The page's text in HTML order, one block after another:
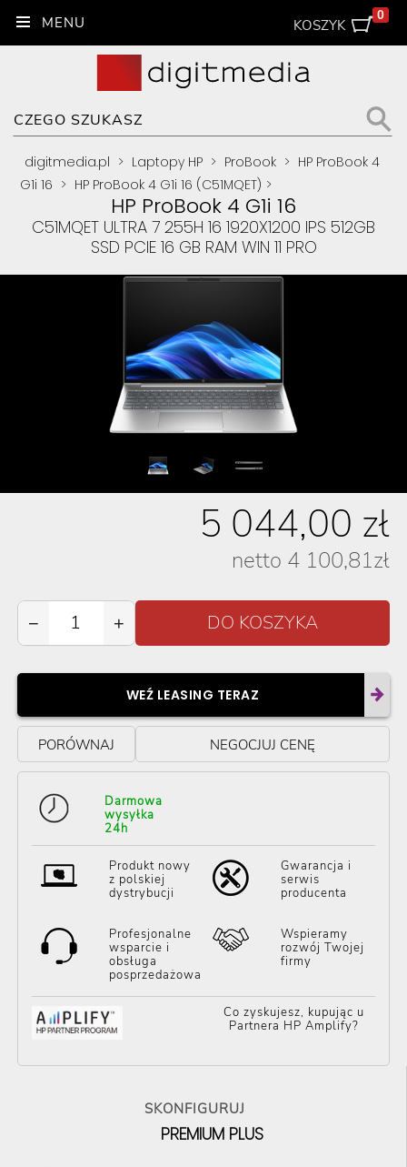
KOSZYK
0
digitmedia.pl > Laptopy HP > ProBook > HP ProBook 4
G1i 16 > HP ProBook 4 G1i 16 (C51MQET) >
HP ProBook 4 G1i 16
C51MQET ULTRA 7 255H 16 1920X1200 IPS 512GB
SSD PCIE 16 GB RAM WIN 11 PRO
5 044,00 zł
netto 4 100,81zł
− +
WEŹ LEASING TERAZ
PORÓWNAJ NEGOCJUJ CENĘ
Darmowa
wysyłka
24h
Produkt nowy
z polskiej
dystrybucji
Gwarancja i
serwis
producenta
Profesjonalne
wsparcie i
obsługa
posprzedażowa
Wspieramy
rozwój Twojej
firmy
Co zyskujesz, kupując u
Partnera HP Amplify?
SKONFIGURUJ
PREMIUM PLUS